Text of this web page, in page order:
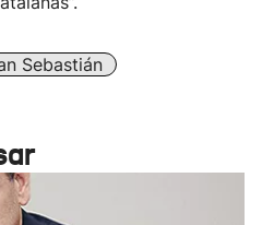
Sebastián